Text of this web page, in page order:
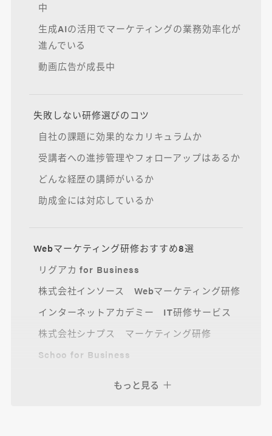
中
生成AIの活用でマーケティングの業務効率化が
進んでいる
動画広告が成長中
失敗しない研修選びのコツ
自社の課題に効果的なカリキュラムか
受講者への進捗管理やフォローアップはあるか
どんな経歴の講師がいるか
助成金には対応しているか
Webマーケティング研修おすすめ8選
リグアカ for Business
株式会社インソース Webマーケティング研修
インターネットアカデミー IT研修サービス
株式会社シナプス マーケティング研修
Schoo for Business
もっと見る